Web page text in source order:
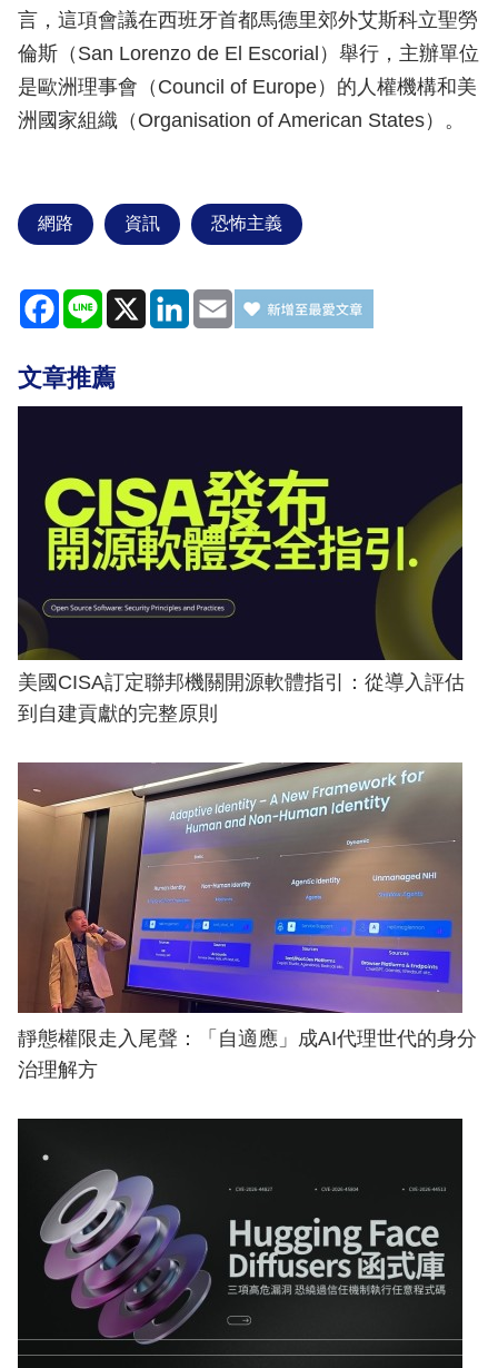
言，這項會議在西班牙首都馬德里郊外艾斯科立聖勞
倫斯（San Lorenzo de El Escorial）舉行，主辦單位
是歐洲理事會（Council of Europe）的人權機構和美
洲國家組織（Organisation of American States）。
網路 資訊 恐怖主義
Facebook
Line X LinkedIn
Email
文章推薦
美國CISA訂定聯邦機關開源軟體指引：從導入評估
到自建貢獻的完整原則
靜態權限走入尾聲：「自適應」成AI代理世代的身分
治理解方